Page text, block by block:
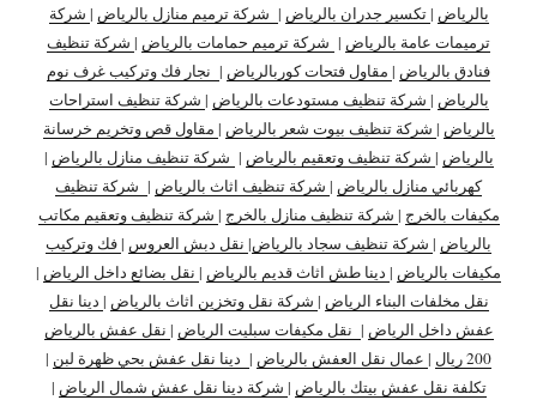
بالرياض | تكسير جدران بالرياض | شركة ترميم منازل بالرياض | شركة
ترميمات عامة بالرياض | شركة ترميم حمامات بالرياض | شركة تنظيف
فنادق بالرياض | مقاول فتحات كوربالرياض | نجار فك وتركيب غرف نوم
بالرياض | شركة تنظيف مستودعات بالرياض | شركة تنظيف استراحات
بالرياض | شركة تنظيف بيوت شعر بالرياض | مقاول قص وتخريم خرسانة
بالرياض | شركة تنظيف وتعقيم بالرياض | شركة تنظيف منازل بالرياض |
كهربائي منازل بالرياض | شركة تنظيف اثاث بالرياض | شركة تنظيف
مكيفات بالخرج | شركة تنظيف منازل بالخرج | شركة تنظيف وتعقيم مكاتب
بالرياض | شركة تنظيف سجاد بالرياض| نقل دبش العروس | فك وتركيب
مكيفات بالرياض | دينا طش اثاث قديم بالرياض | نقل بضائع داخل الرياض |
نقل مخلفات البناء الرياض | شركة نقل وتخزين اثاث بالرياض | دينا نقل
عفش داخل الرياض | نقل مكيفات سبليت الرياض | نقل عفش بالرياض
200 ريال
| عمال نقل العفش بالرياض | دينا نقل عفش بحي ظهرة لبن |
تكلفة نقل عفش بيتك بالرياض | شركة دينا نقل عفش شمال الرياض |